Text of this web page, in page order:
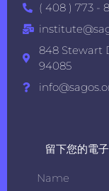
( 408 ) 773 -
848 Stewart
94085
留下您的電
Name